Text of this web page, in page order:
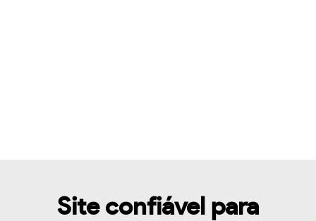
Site confiável para